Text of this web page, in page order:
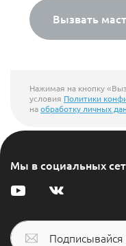
Вызвать
Нажимая на кнопку
условия Политики
наобработку личных
Мы в социальных